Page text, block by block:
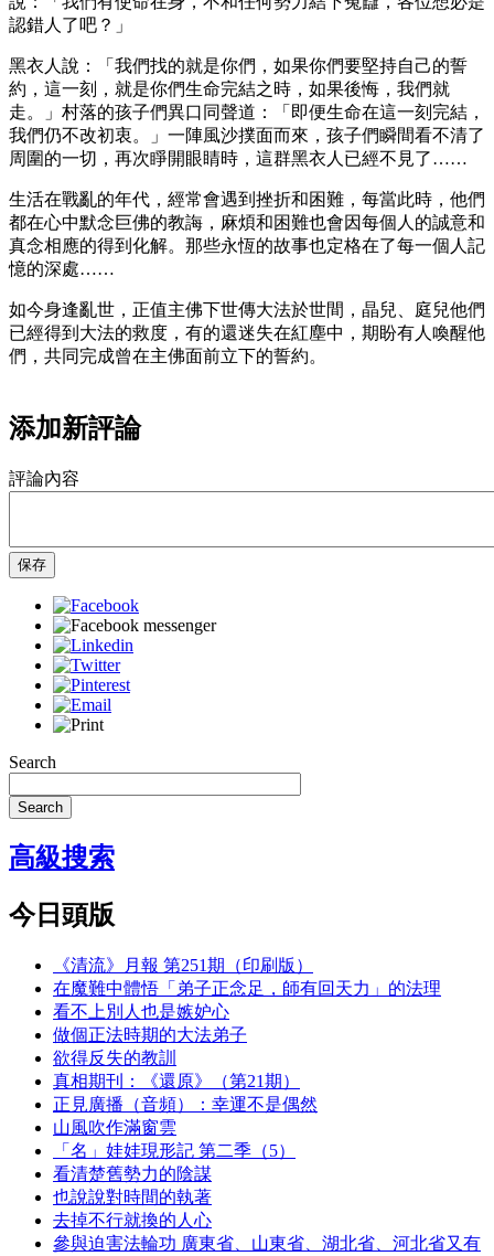
認錯人了吧？」
黑衣人說：「我們找的就是你們，如果你們要堅持自己的誓
約，這一刻，就是你們生命完結之時，如果後悔，我們就
走。」村落的孩子們異口同聲道：「即便生命在這一刻完結，
我們仍不改初衷。」一陣風沙撲面而來，孩子們瞬間看不清了
周圍的一切，再次睜開眼睛時，這群黑衣人已經不見了……
生活在戰亂的年代，經常會遇到挫折和困難，每當此時，他們
都在心中默念巨佛的教誨，麻煩和困難也會因每個人的誠意和
真念相應的得到化解。那些永恆的故事也定格在了每一個人記
憶的深處……
如今身逢亂世，正值主佛下世傳大法於世間，晶兒、庭兒他們
已經得到大法的救度，有的還迷失在紅塵中，期盼有人喚醒他
們，共同完成曾在主佛面前立下的誓約。
添加新評論
評論內容
保存
Search
Search
高級搜索
今日頭版
《清流》月報 第251期（印刷版）
在魔難中體悟「弟子正念足，師有回天力」的法理
看不上別人也是嫉妒心
做個正法時期的大法弟子
欲得反失的教訓
真相期刊：《還原》（第21期）
正見廣播（音頻）：幸運不是偶然
山風吹作滿窗雲
「名」娃娃現形記 第二季（5）
看清楚舊勢力的陰謀
也說說對時間的執著
去掉不行就換的人心
參與迫害法輪功 廣東省、山東省、湖北省、河北省又有